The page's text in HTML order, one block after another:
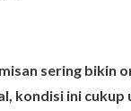
sering bikin
kondisi ini